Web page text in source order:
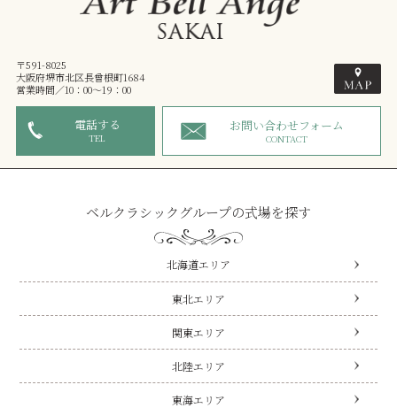
〒591-8025
大阪府堺市北区長曾根町1684
営業時間／10：00～19：00
電話する
TEL
お問い合わせフォーム
CONTACT
ベルクラシックグループの式場を探す
北海道エリア
東北エリア
関東エリア
北陸エリア
東海エリア